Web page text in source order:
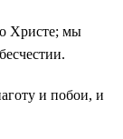
Христе; мы
и побои, и